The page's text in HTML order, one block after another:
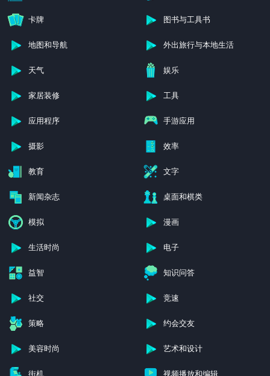
卡牌 图书与工具书
地图和导航 外出旅行与本地生活
天气 娱乐
家居装修 工具
应用程序 手游应用
摄影 效率
教育 文字
新闻杂志 桌面和棋类
模拟 漫画
生活时尚 电子
益智 知识问答
社交 竞速
策略 约会交友
美容时尚 艺术和设计
街机 视频播放和编辑